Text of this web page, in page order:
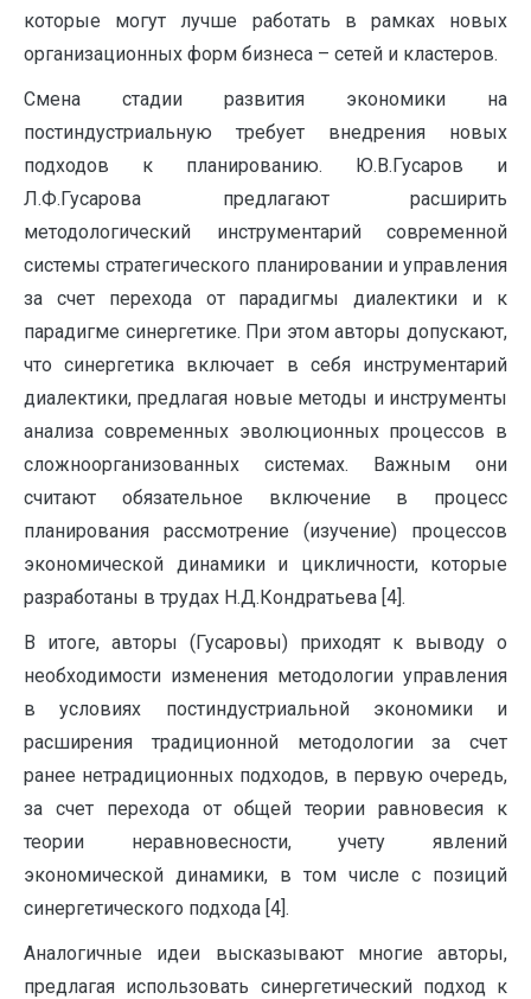
которые могут лучше работать в рамках новых
организационных форм бизнеса – сетей и кластеров.
Смена стадии развития экономики на
постиндустриальную требует внедрения новых
подходов к планированию. Ю.В.Гусаров и
Л.Ф.Гусарова предлагают расширить
методологический инструментарий современной
системы стратегического планировании и управления
за счет перехода от парадигмы диалектики и к
парадигме синергетике. При этом авторы допускают,
что синергетика включает в себя инструментарий
диалектики, предлагая новые методы и инструменты
анализа современных эволюционных процессов в
сложноорганизованных системах. Важным они
считают обязательное включение в процесс
планирования рассмотрение (изучение) процессов
экономической динамики и цикличности, которые
разработаны в трудах Н.Д.Кондратьева [4].
В итоге, авторы (Гусаровы) приходят к выводу о
необходимости изменения методологии управления
в условиях постиндустриальной экономики и
расширения традиционной методологии за счет
ранее нетрадиционных подходов, в первую очередь,
за счет перехода от общей теории равновесия к
теории неравновесности, учету явлений
экономической динамики, в том числе с позиций
синергетического подхода [4].
Аналогичные идеи высказывают многие авторы,
предлагая использовать синергетический подход к